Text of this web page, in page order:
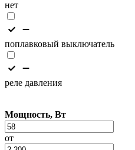
нет
поплавковый выключатель
реле давления
Мощность, Вт
от